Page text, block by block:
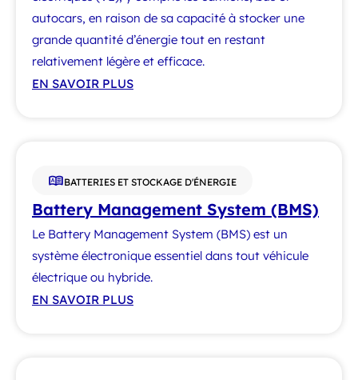
autocars, en raison de sa capacité à stocker une
grande quantité d’énergie tout en restant
relativement légère et efficace.
EN SAVOIR PLUS
BATTERIES ET STOCKAGE D'ÉNERGIE
Battery Management System (BMS)
Le Battery Management System (BMS) est un
système électronique essentiel dans tout véhicule
électrique ou hybride.
EN SAVOIR PLUS